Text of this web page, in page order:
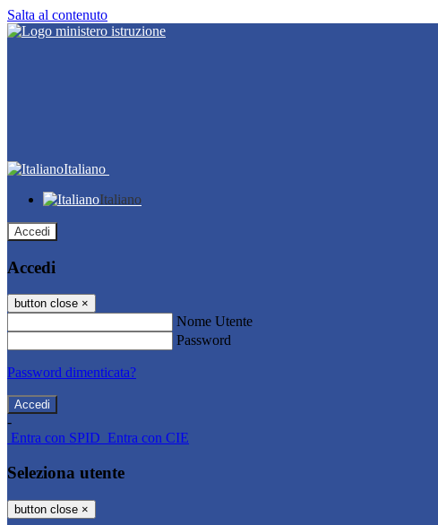
Salta al contenuto
Italiano
Italiano
Accedi
Accedi
button close ×
Nome Utente
Password
Password dimenticata?
-
Entra con SPID Entra con CIE
Seleziona utente
button close ×